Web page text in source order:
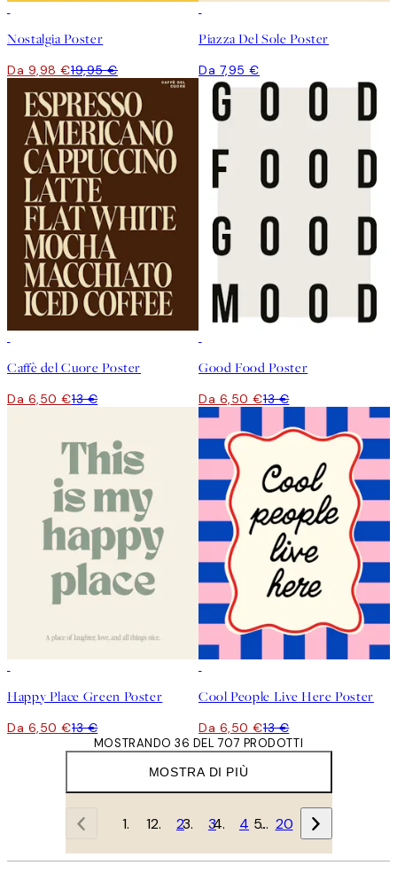
Nostalgia Poster
Da 9,98 €19,95 €
Piazza Del Sole Poster
Da 7,95 €
Caffè del Cuore Poster
Da 6,50 €13 €
Good Food Poster
Da 6,50 €13 €
Happy Place Green Poster
Da 6,50 €13 €
Cool People Live Here Poster
Da 6,50 €13 €
MOSTRA DI PIÙ
MOSTRANDO 36 DEL 707 PRODOTTI
1 2 3 4 … 20